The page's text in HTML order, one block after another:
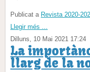
Publicat a Revista 2020-
Llegir més ...
Dilluns, 10 Mai 2021 17:24
La
llarg de la